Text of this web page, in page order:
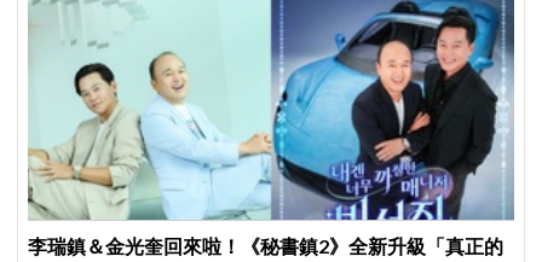
李瑞鎮＆金光奎回來啦！《秘書鎮2》全新升級「真正的